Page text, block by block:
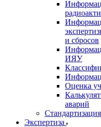
и сбросов
ИЯУ
Оценка
аварий
Стандартизация
Экспертиза